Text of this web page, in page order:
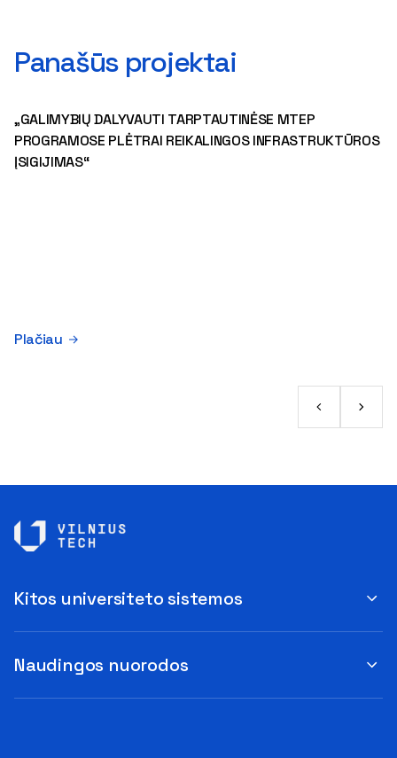
Panašūs projektai
„GALIMYBIŲ DALYVAUTI TARPTAUTINĖSE MTEP
PROGRAMOSE PLĖTRAI REIKALINGOS INFRASTRUKTŪROS
ĮSIGIJIMAS“
Plačiau
Naudingos nuorodos
Kitos universiteto sistemos